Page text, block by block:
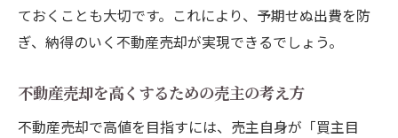
ておくことも大切です。これにより、予期せぬ出費を防
ぎ、納得のいく不動産売却が実現できるでしょう。
不動産売却を高くするための売主の考え方
不動産売却で高値を目指すには、売主自身が「買主目